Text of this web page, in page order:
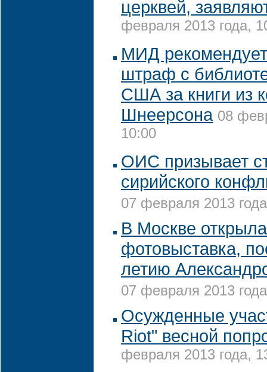
церквей,
февраля 2013 года,
МИД
штраф с
США за книги из
Шнеерсона 08
10:00
ОИС призывает
сирийского
07 февраля 2013
В Москве
фотовыставка,
летию
07 февраля 2013
Осужденные
Riot" весной
февраля 2013 года,